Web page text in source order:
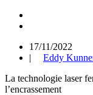
17/11/2022
| Eddy
La technologie laser
l’encrassement